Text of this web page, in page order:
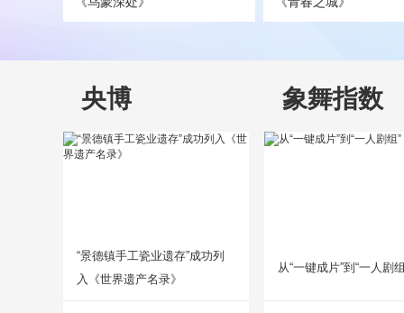
央博
“景德镇手工瓷业遗存”成功列
入《世界遗产名录》
象舞指数
从“一键成片”到“一人剧